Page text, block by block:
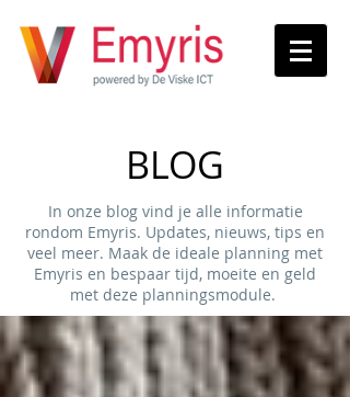
BLOG
In onze blog vind je alle informatie
rondom Emyris. Updates, nieuws, tips en
veel meer. Maak de ideale planning met
Emyris en bespaar tijd, moeite en geld
met deze planningsmodule.